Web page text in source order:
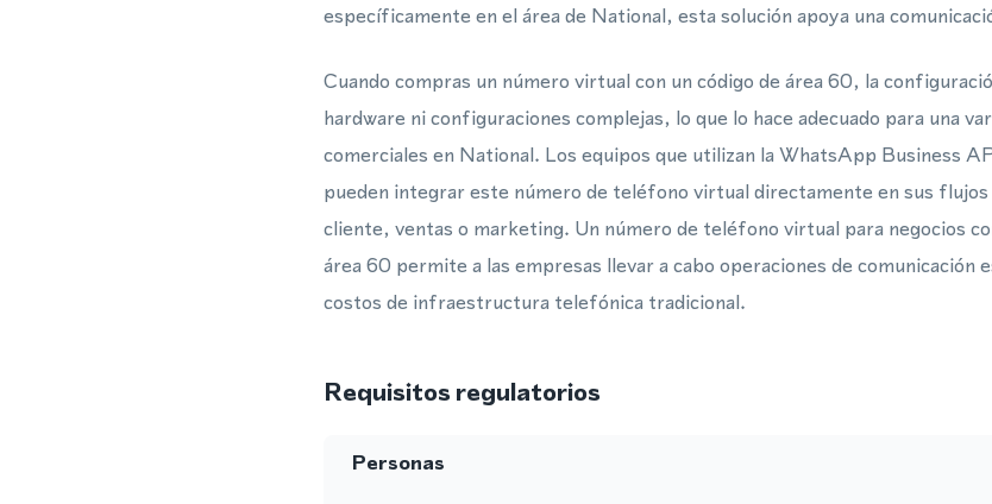
específicamente en el área de National, esta solución apoya una
Cuando compras un número virtual con un código de área 60, la
hardware ni configuraciones complejas, lo que lo hace adecuado para una
comerciales en National. Los equipos que utilizan la WhatsApp Business
pueden integrar este número de teléfono virtual directamente en sus flujos
cliente, ventas o marketing. Un número de teléfono virtual para negocios
área 60 permite a las empresas llevar a cabo operaciones de comunicación
costos de infraestructura telefónica tradicional.
Requisitos regulatorios
Personas